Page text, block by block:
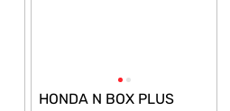
HONDA N BOX PLUS